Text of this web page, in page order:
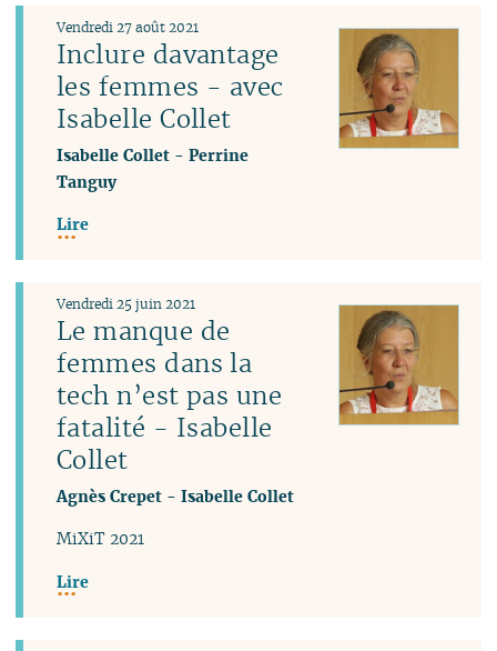
Inclure davantage
les femmes - avec
Isabelle Collet
Vendredi 27 août 2021
Isabelle Collet -Perrine
Tanguy
Lire
Le manque de
femmes dans la
tech n’est pas une
fatalité - Isabelle
Collet
Vendredi 25 juin 2021
Agnès Crepet -Isabelle Collet
MiXiT 2021
Lire